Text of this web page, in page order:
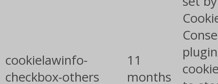
cookielawinfo-
checkbox-others
11
months